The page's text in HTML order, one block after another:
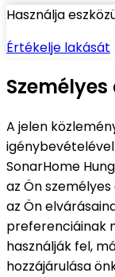
Használja
Értékelje lakását
A jelen
SonarHome
az Ön
az Ön
preferenciáinak
használják fel,
hozzájárulása